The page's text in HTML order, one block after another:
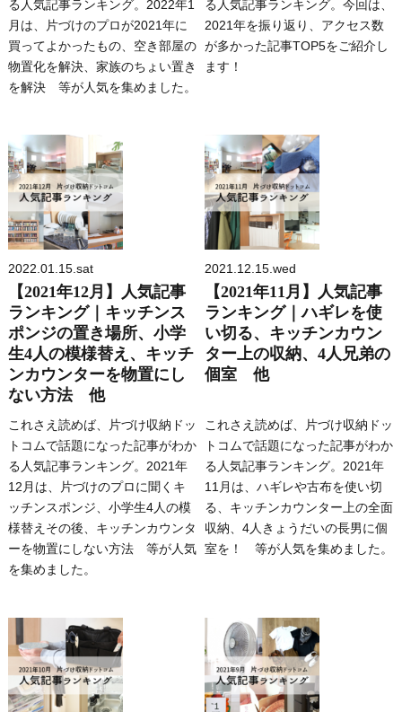
る人気記事ランキング。2022年1
月は、片づけのプロが2021年に
買ってよかったもの、空き部屋の
物置化を解決、家族のちょい置き
を解決 等が人気を集めました。
る人気記事ランキング。今回は、
2021年を振り返り、アクセス数
が多かった記事TOP5をご紹介し
ます！
2022.01.15.sat
【2021年12月】人気記事
ランキング｜キッチンス
ポンジの置き場所、小学
生4人の模様替え、キッチ
ンカウンターを物置にし
ない方法 他
これさえ読めば、片づけ収納ドッ
トコムで話題になった記事がわか
る人気記事ランキング。2021年
12月は、片づけのプロに聞くキ
ッチンスポンジ、小学生4人の模
様替えその後、キッチンカウンタ
ーを物置にしない方法 等が人気
を集めました。
2021.12.15.wed
【2021年11月】人気記事
ランキング｜ハギレを使
い切る、キッチンカウン
ター上の収納、4人兄弟の
個室 他
これさえ読めば、片づけ収納ドッ
トコムで話題になった記事がわか
る人気記事ランキング。2021年
11月は、ハギレや古布を使い切
る、キッチンカウンター上の全面
収納、4人きょうだいの長男に個
室を！ 等が人気を集めました。